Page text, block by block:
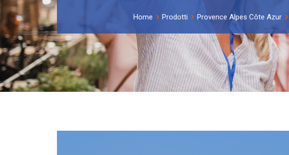
Home Prodotti Provence Alpes Côte Azur